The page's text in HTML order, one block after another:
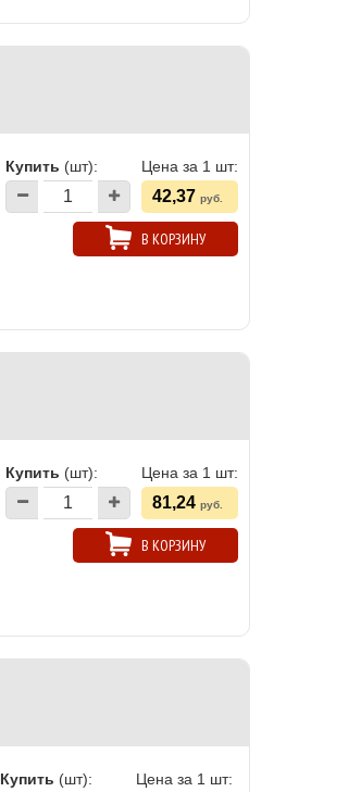
Купить (шт): Цена за 1 шт:
42,37 руб.
В КОРЗИНУ
Купить (шт): Цена за 1 шт:
81,24 руб.
В КОРЗИНУ
Купить (шт): Цена за 1 шт: